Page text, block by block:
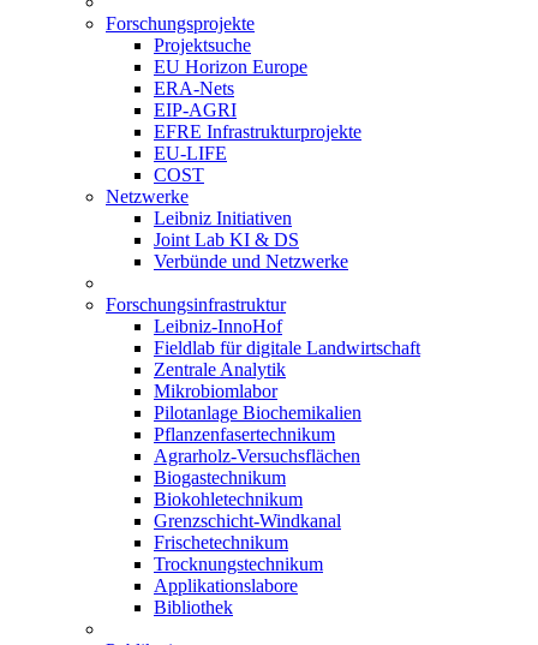
Forschungsprojekte
Projektsuche
EU Horizon Europe
ERA-Nets
EIP-AGRI
EFRE Infrastrukturprojekte
EU-LIFE
COST
Netzwerke
Leibniz Initiativen
Joint Lab KI & DS
Verbünde und Netzwerke
Forschungsinfrastruktur
Leibniz-InnoHof
Fieldlab für digitale Landwirtschaft
Zentrale Analytik
Mikrobiomlabor
Pilotanlage Biochemikalien
Pflanzenfasertechnikum
Agrarholz-Versuchsflächen
Biogastechnikum
Biokohletechnikum
Grenzschicht-Windkanal
Frischetechnikum
Trocknungstechnikum
Applikationslabore
Bibliothek